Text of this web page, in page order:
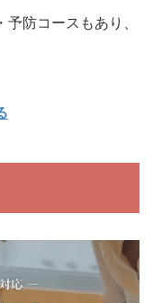
防コースもあり、